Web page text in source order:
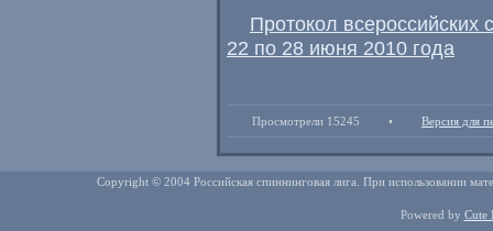
Протокол
22 по 28 июня 2010 года
Просмотрели 15245 • Версия для
Copyright © 2004 Российская спиннинговая лига. При использовании
Powered by Cute